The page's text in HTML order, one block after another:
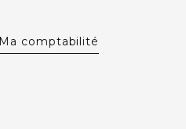
Ma comptabilité